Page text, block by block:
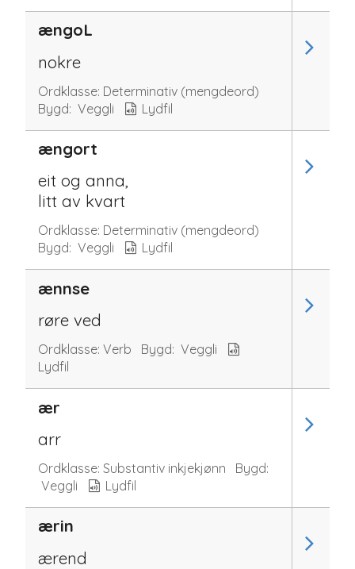
ængoL
nokre
Ordklasse: Determinativ (mengdeord)
Bygd: Veggli Lydfil
ængort
eit og anna,
litt av kvart
Ordklasse: Determinativ (mengdeord)
Bygd: Veggli Lydfil
ænnse
røre ved
Ordklasse: Verb Bygd: Veggli
Lydfil
ær
arr
Ordklasse: Substantiv inkjekjønn
Bygd:
Veggli
Lydfil
ærin
ærend